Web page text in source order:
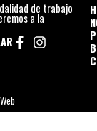
de trabajo
a la